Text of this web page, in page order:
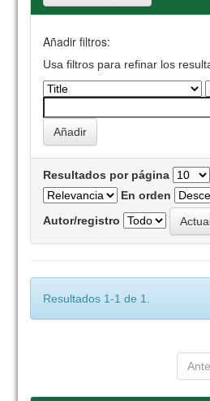
Añadir filtros:
Usa filtros para refinar los
Resultados por página
En orden
Autor/registro
Resultados 1-1 de 1.